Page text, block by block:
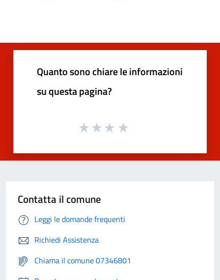
Quanto sono chiare le informazioni
su questa pagina?
Contatta il comune
Leggi le domande frequenti
Richiedi Assistenza
Chiama il comune 07346801